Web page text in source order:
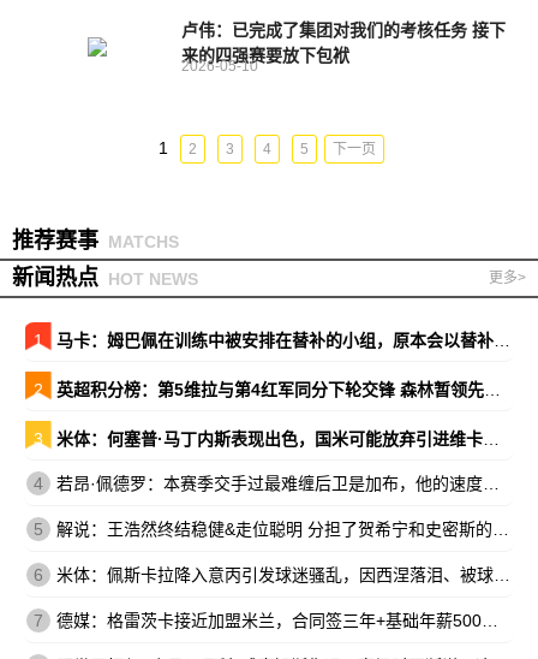
卢伟：已完成了集团对我们的考核任务 接下
来的四强赛要放下包袱
2026-05-10
1 2 3 4 5 下一页
推荐赛事 MATCHS
新闻热点 HOT NEWS 更多>
1 马卡：姆巴佩在训练中被安排在替补的小组，原本会以替补出战巴萨
2 英超积分榜：第5维拉与第4红军同分下轮交锋 森林暂领先降级区7分
3 米体：何塞普·马丁内斯表现出色，国米可能放弃引进维卡里奥
4 若昂·佩德罗：本赛季交手过最难缠后卫是加布，他的速度让我惊讶
5 解说：王浩然终结稳健&走位聪明 分担了贺希宁和史密斯的进攻压力
6 米体：佩斯卡拉降入意丙引发球迷骚乱，因西涅落泪、被球迷嘘
7 德媒：格雷茨卡接近加盟米兰，合同签三年+基础年薪500万欧